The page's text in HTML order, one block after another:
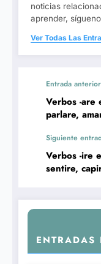
noticias
aprender,
Ver Todas Las
Entrada anterior
Verbos -are
parlare,
Siguiente
Verbos -ire
sentire,
ENTRADAS